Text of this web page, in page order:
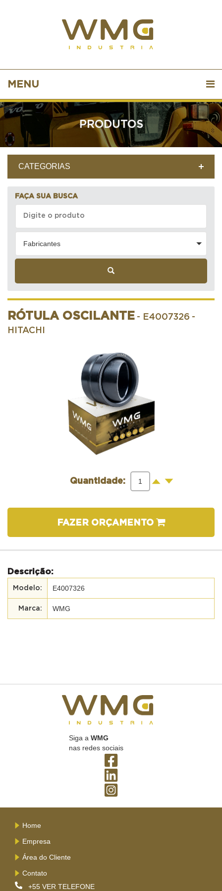
MENU
PRODUTOS
CATEGORIAS
FAÇA SUA BUSCA
Fabricantes
RÓTULA OSCILANTE - E4007326 -
HITACHI
Quantidade: + -
FAZER ORÇAMENTO
Descrição:
E4007326
WMG
Siga a WMG
nas redes sociais
Home
Empresa
Área do Cliente
Contato
+55 VER TELEFONE